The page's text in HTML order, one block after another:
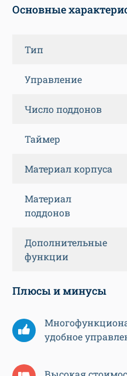
Основные
Тип
Управление
Число поддонов
Таймер
Материал корпуса
Материал
поддонов
Дополнительные
функции
Плюсы и минусы
удобное